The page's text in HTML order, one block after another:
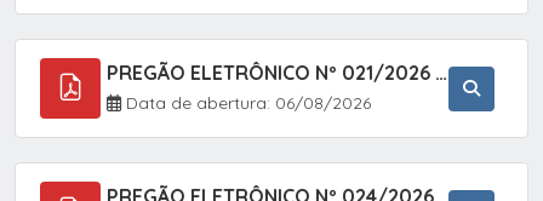
PREGÃO ELETRÔNICO Nº 021/2026 - AQUISIÇÃO DE CONTENTORES E CARRINHOS, DESTINADOS A COLETIVA E MANEJO DE RESÍDUOS SÓLIDOS, ATRAVÉS DO SISTEMA DE REGISTRO DE PREÇOS (SRP)
Data de abertura: 06/08/2026
PREGÃO ELETRÔNICO Nº 024/2026 - AQUISIÇÃO DE GÁS MEDICINAL TIPO OXIGÊNIO (1,00 M3, 3,00 M3 E 10,00 M3), EM ATENDIMENTO À SECRETARIA MUNICIPAL DE SAÚDE, ATRAVÉS DO SISTEMA DE REGISTRO DE PREÇOS (SRP)